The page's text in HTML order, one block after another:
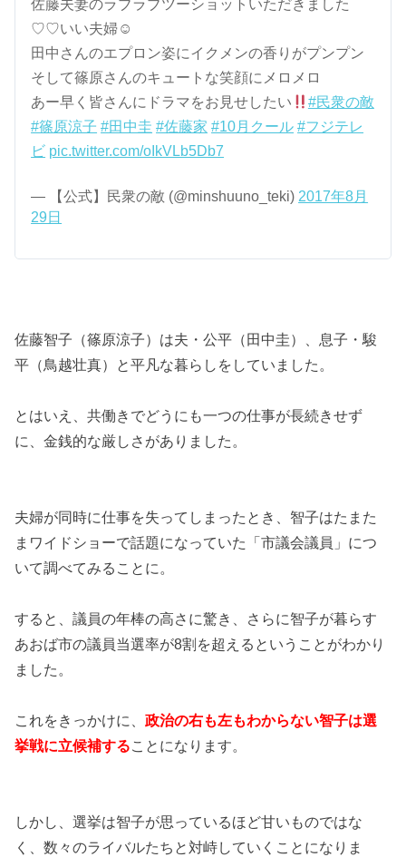
佐藤夫妻のラブラブツーショットいただきました
♡♡いい夫婦☺︎
田中さんのエプロン姿にイクメンの香りがプンプン
そして篠原さんのキュートな笑顔にメロメロ
あー早く皆さんにドラマをお見せしたい
#民衆の敵
#篠原涼子 #田中圭 #佐藤家 #10月クール #フジテレ
ビ pic.twitter.com/oIkVLb5Db7
— 【公式】民衆の敵 (@minshuuno_teki) 2017年8月
29日
佐藤智子（篠原涼子）は夫・公平（田中圭）、息子・駿
平（鳥越壮真）と平凡な暮らしをしていました。
とはいえ、共働きでどうにも一つの仕事が長続きせず
に、金銭的な厳しさがありました。
夫婦が同時に仕事を失ってしまったとき、智子はたまた
まワイドショーで話題になっていた「市議会議員」につ
いて調べてみることに。
すると、議員の年棒の高さに驚き、さらに智子が暮らす
あおば市の議員当選率が8割を超えるということがわかり
ました。
これをきっかけに、政治の右も左もわからない智子は選
挙戦に立候補することになります。
しかし、選挙は智子が思っているほど甘いものではな
く、数々のライバルたちと対峙していくことになりま